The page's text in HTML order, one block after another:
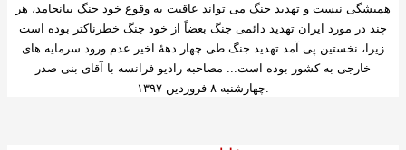
همیشگی نیست و تهدید جنگ می تواند عاقبت به وقوع خود جنگ بیانجامد، هر
چند در مورد ایران تهدید دائمی جنگ بعضاً از خود جنگ خطرناکتر بوده است
زیرا، نخستین پی آمد تهدید جنگ طی چهار دهۀ اخیر عدم ورود سرمایه های
خارجی به کشور بوده است... مصاحبه رادیو فرانسه با آقای بنی صدر
.چهارشنبه ۸ فروردین ۱۳۹۷